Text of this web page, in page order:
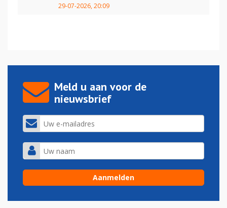
29-07-2026, 20:09
Meld u aan voor de
nieuwsbrief